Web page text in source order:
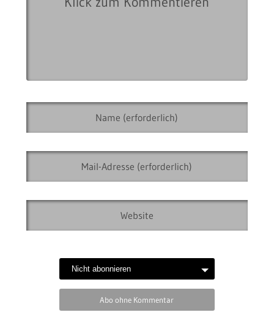
Abo ohne Kommentar